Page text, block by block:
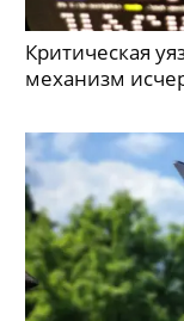
Критическая
механизм